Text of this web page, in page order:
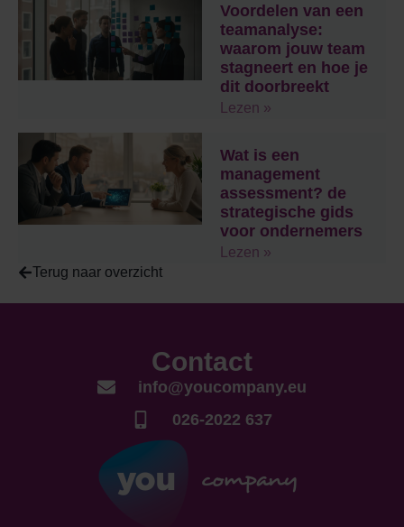
Voordelen van een
teamanalyse:
waarom jouw team
stagneert en hoe je
dit doorbreekt
Lezen »
Wat is een
management
assessment? de
strategische gids
voor ondernemers
Lezen »
Terug naar overzicht
Contact
info@youcompany.eu
026-2022 637